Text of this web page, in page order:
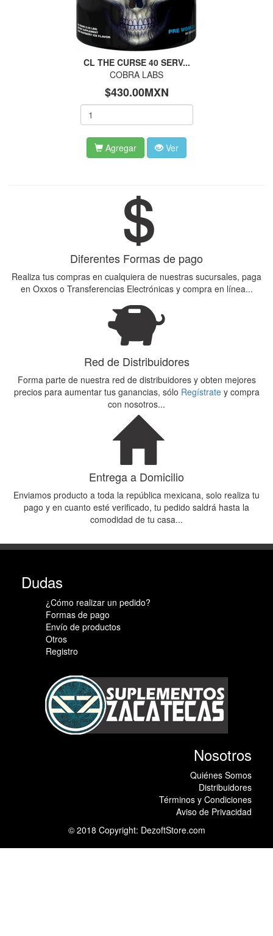
CL THE CURSE 40 SERV...
COBRA LABS
$430.00MXN
Agregar Ver
Diferentes Formas de pago
Realiza tus compras en cualquiera de nuestras sucursales, paga
en Oxxos o Transferencias Electrónicas y compra en línea...
Red de Distribuidores
Forma parte de nuestra red de distribuidores y obten mejores
precios para aumentar tus ganancias, sólo Regístratey compra
con nosotros...
Entrega a Domicilio
Enviamos producto a toda la república mexicana, solo realiza tu
pago y en cuanto esté verificado, tu pedido saldrá hasta la
comodidad de tu casa...
Dudas
¿Cómo realizar un pedido?
Formas de pago
Envío de productos
Otros
Registro
Nosotros
Quiénes Somos
Distribuidores
Términos y Condiciones
Aviso de Privacidad
© 2018 Copyright: DezoftStore.com